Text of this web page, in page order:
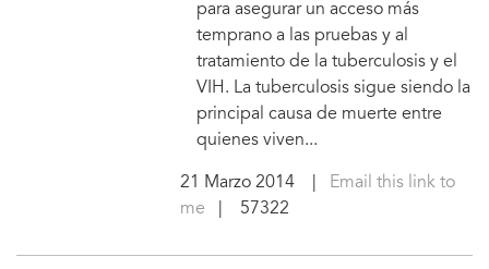
para asegurar un acceso más
temprano a las pruebas y al
tratamiento de la tuberculosis y el
VIH. La tuberculosis sigue siendo la
principal causa de muerte entre
quienes viven...
21 Marzo 2014|
Email this link to
me | 57322